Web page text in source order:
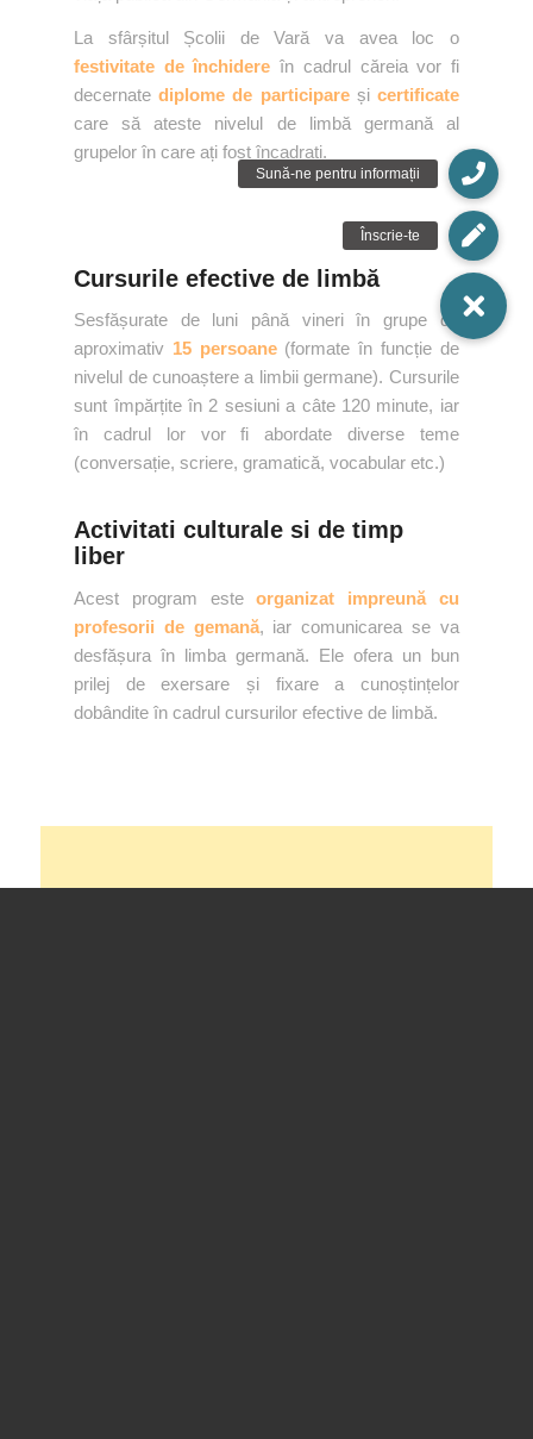
La sfârșitul Școlii de Vară va avea loc o
festivitate de închidere în cadrul căreia vor fi
decernatediplome de participareși certificate
care să ateste nivelul de limbă germană al
grupelor în care ați fost încadrați.
Cursurile efective de limbă
Sesfășurate de luni până vineri în grupe de
aproximativ 15 persoane(formate în funcție de
nivelul de cunoaștere a limbii germane). Cursurile
sunt împărțite în 2 sesiuni a câte 120 minute, iar
în cadrul lor vor fi abordate diverse teme
(conversație, scriere, gramatică, vocabular etc.)
Activitati culturale si de timp
liber
Acest program esteorganizat impreună cu
profesorii de gemană, iar comunicarea se va
desfășura în limba germană. Ele ofera un bun
prilej de exersare și fixare a cunoștințelor
dobândite în cadrul cursurilor efective de limbă.